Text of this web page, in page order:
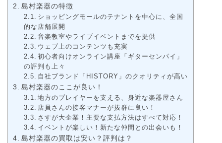
島村楽器の特徴
ショッピングモールのテナントを中心に、全国
的な店舗展開
音楽教室やライブイベントまでを提供
ウェブ上のコンテンツも充実
初心者向けオンライン講座「ギターセンパイ」
の評判も上々
自社ブランド「HISTORY」のクオリティが高い
島村楽器のここが良い！
地方のプレイヤーを支える、身近な楽器屋さん
店員さんの接客マナーが抜群に良い！
さすが大企業！主要な支払方法はすべて対応！
イベントが楽しい！新たな仲間との出会いも！
島村楽器の買取は安い？評判は？